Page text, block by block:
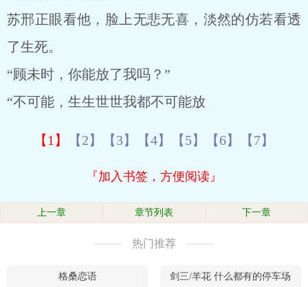
苏邢正眼看他，脸上无悲无喜，淡然的仿若看透
了生死。
“顾未时，你能放了我吗？”
“不可能，生生世世我都不可能放
【1】 【2】 【3】 【4】 【5】 【6】 【7】
『加入书签，方便阅读』
上一章 章节列表 下一章
热门推荐
格桑恋语 剑三/羊花 什么都有的停车场